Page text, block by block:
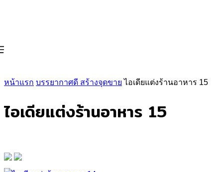
หน้าแรก บรรยากาศดี สร้างจุดขาย ไอเดียแต่งร้านอาหาร 15
ไอเดียแต่งร้านอาหาร 15